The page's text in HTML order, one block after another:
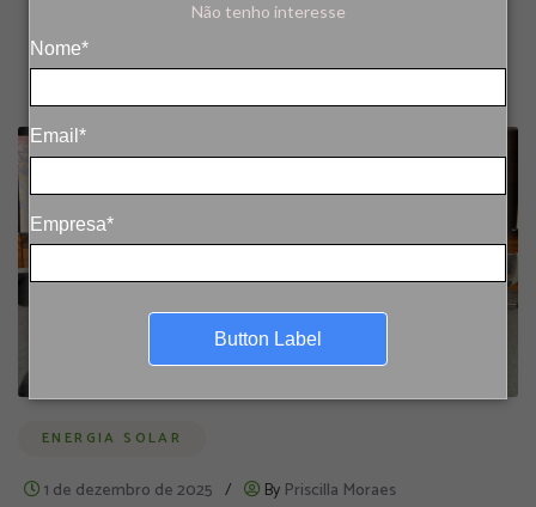
Não tenho interesse
Nome*
Email*
Empresa*
Button Label
ENERGIA SOLAR
1 de dezembro de 2025 / By Priscilla Moraes